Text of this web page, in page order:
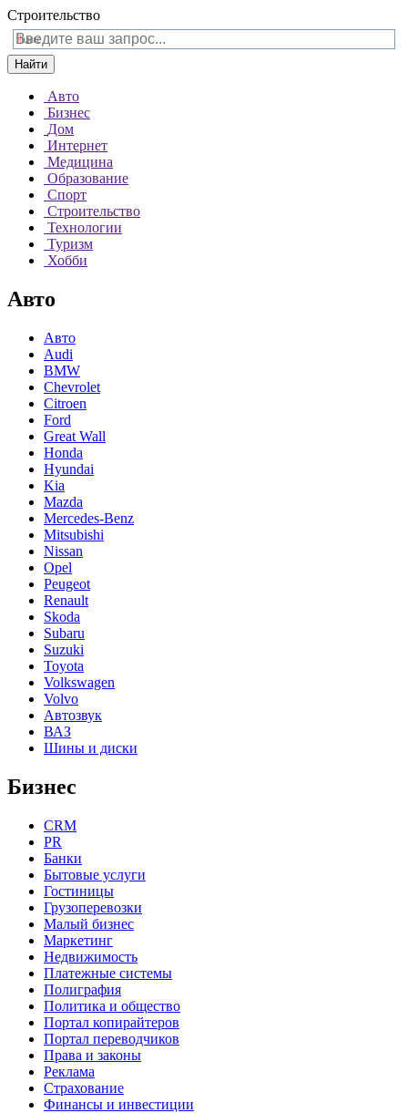
Строительство
Найти
Авто
Бизнес
Дом
Интернет
Медицина
Образование
Спорт
Строительство
Технологии
Туризм
Хобби
Авто
Авто
Audi
BMW
Chevrolet
Citroen
Ford
Great Wall
Honda
Hyundai
Kia
Mazda
Mercedes-Benz
Mitsubishi
Nissan
Opel
Peugeot
Renault
Skoda
Subaru
Suzuki
Toyota
Volkswagen
Volvo
Автозвук
ВАЗ
Шины и диски
Бизнес
CRM
PR
Банки
Бытовые услуги
Гостиницы
Грузоперевозки
Малый бизнес
Маркетинг
Недвижимость
Платежные системы
Полиграфия
Политика и общество
Портал копирайтеров
Портал переводчиков
Права и законы
Реклама
Страхование
Финансы и инвестиции